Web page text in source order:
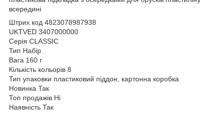
всередині
Штрих код 4823078987938
UKTVED 3407000000
Серія CLASSIC
Тип Набір
Вага 160 г
Кількість кольорів 8
Тип упаковки пластиковий піддон, картонна коробка
Новинка Так
Топ продажів Ні
Наявність Так